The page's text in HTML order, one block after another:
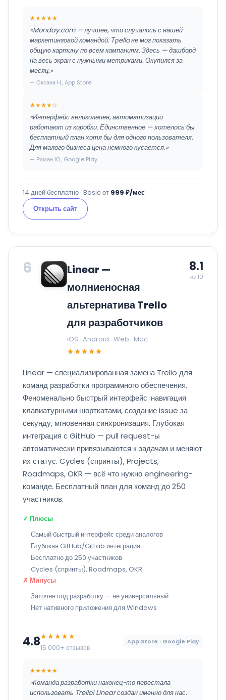
★★★★★
«Monday.com — лучшее, что случалось с нашей
маркетинговой командой. Трello не мог показать
общую картину по всем кампаниям. Здесь — дашборд
на весь экран с нужными метриками. Окупился за
месяц.»
— Оксана Н., App Store
★★★★☆
«Интерфейс великолепен, автоматизации
работают из коробки. Единственное — хотелось бы
бесплатный план хотя бы для одного пользователя.
Для малого бизнеса цена немного кусается.»
— Роман Ю., Google Play
14 дней бесплатно · Basic от 999 ₽/мес
Открыть сайт
6
Linear —
молниеносная
альтернатива Trello
для разработчиков
iOS · Android · Web · Mac
★★★★★
8.1
из 10
Linear — специализированная замена Trello для
команд разработки программного обеспечения.
Феноменально быстрый интерфейс: навигация
клавиатурными шорткатами, создание issue за
секунду, мгновенная синхронизация. Глубокая
интеграция с GitHub — pull request-ы
автоматически привязываются к задачам и меняют
их статус. Cycles (спринты), Projects,
Roadmaps, OKR — всё что нужно engineering-
команде. Бесплатный план для команд до 250
участников.
✓ Плюсы
Самый быстрый интерфейс среди аналогов
Глубокая GitHub/GitLab интеграция
Бесплатно до 250 участников
Cycles (спринты), Roadmaps, OKR
✗ Минусы
Заточен под разработку — не универсальный
Нет нативного приложения для Windows
4.8★★★★★
15 000+ отзывов
App Store · Google Play
★★★★★
«Команда разработки наконец-то перестала
использовать Trello! Linear создан именно для нас.